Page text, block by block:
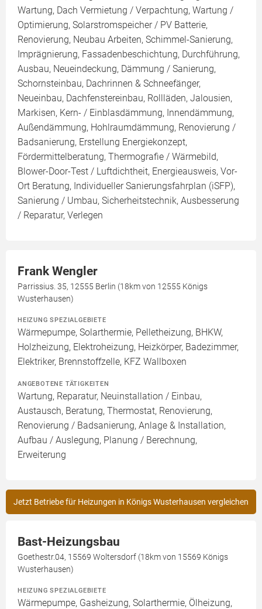
Wartung, Dach Vermietung / Verpachtung, Wartung /
Optimierung, Solarstromspeicher / PV Batterie,
Renovierung, Neubau Arbeiten, Schimmel-Sanierung,
Imprägnierung, Fassadenbeschichtung, Durchführung,
Ausbau, Neueindeckung, Dämmung / Sanierung,
Schornsteinbau, Dachrinnen & Schneefänger,
Neueinbau, Dachfenstereinbau, Rollläden, Jalousien,
Markisen, Kern- / Einblasdämmung, Innendämmung,
Außendämmung, Hohlraumdämmung, Renovierung /
Badsanierung, Erstellung Energiekonzept,
Fördermittelberatung, Thermografie / Wärmebild,
Blower-Door-Test / Luftdichtheit, Energieausweis, Vor-
Ort Beratung, Individueller Sanierungsfahrplan (iSFP),
Sanierung / Umbau, Sicherheitstechnik, Ausbesserung
/ Reparatur, Verlegen
Frank Wengler
Parrissius. 35, 12555 Berlin (18km von 12555 Königs
Wusterhausen)
HEIZUNG SPEZIALGEBIETE
Wärmepumpe, Solarthermie, Pelletheizung, BHKW,
Holzheizung, Elektroheizung, Heizkörper, Badezimmer,
Elektriker, Brennstoffzelle, KFZ Wallboxen
ANGEBOTENE TÄTIGKEITEN
Wartung, Reparatur, Neuinstallation / Einbau,
Austausch, Beratung, Thermostat, Renovierung,
Renovierung / Badsanierung, Anlage & Installation,
Aufbau / Auslegung, Planung / Berechnung,
Erweiterung
Jetzt Betriebe für Heizungen in Königs Wusterhausen vergleichen
Bast-Heizungsbau
Goethestr.04, 15569 Woltersdorf (18km von 15569 Königs
Wusterhausen)
HEIZUNG SPEZIALGEBIETE
Wärmepumpe, Gasheizung, Solarthermie, Ölheizung,